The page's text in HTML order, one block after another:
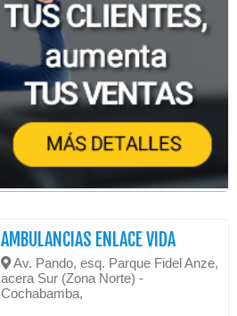
AMBULANCIAS ENLACE VIDA
Av. Pando, esq. Parque Fidel Anze,
acera Sur (Zona Norte) -
Cochabamba,